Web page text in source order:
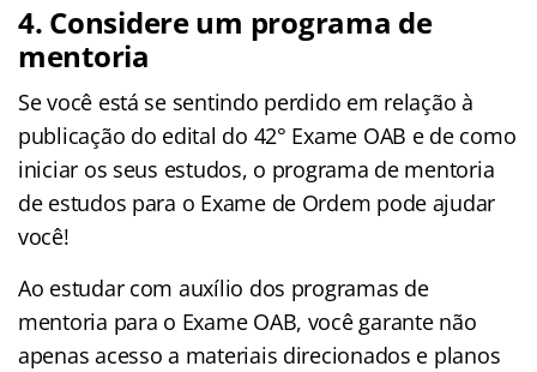
4. Considere um programa de
mentoria
Se você está se sentindo perdido em relação à
publicação do edital do 42° Exame OAB e de como
iniciar os seus estudos, o programa de mentoria
de estudos para o Exame de Ordem pode ajudar
você!
Ao estudar com auxílio dos programas de
mentoria para o Exame OAB, você garante não
apenas acesso a materiais direcionados e planos